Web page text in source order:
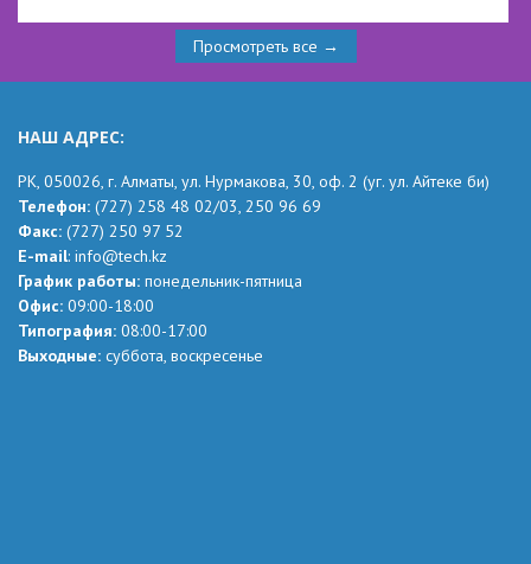
Просмотреть все →
НАШ АДРЕС:
РК, 050026, г. Алматы, ул. Нурмакова, 30, оф. 2 (уг. ул. Айтеке би)
Телефон: (727) 258 48 02/03, 250 96 69
Факс: (727) 250 97 52
Е-mail: info@tech.kz
График работы: понедельник-пятница
Офис: 09:00-18:00
Типография: 08:00-17:00
Выходные: суббота, воскресенье